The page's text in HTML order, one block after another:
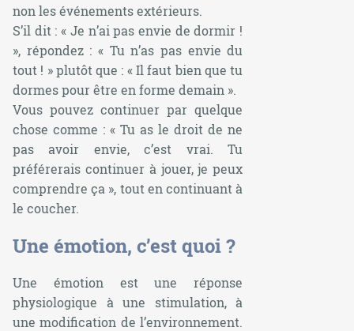
non les événements extérieurs.
S’il dit : « Je n’ai pas envie de dormir !
», répondez : « Tu n’as pas envie du
tout ! » plutôt que : « Il faut bien que tu
dormes pour être en forme demain ».
Vous pouvez continuer par quelque
chose comme : « Tu as le droit de ne
pas avoir envie, c’est vrai. Tu
préférerais continuer à jouer, je peux
comprendre ça », tout en continuant à
le coucher.
Une émotion, c’est quoi ?
Une émotion est une réponse
physiologique à une stimulation, à
une modification de l’environnement.